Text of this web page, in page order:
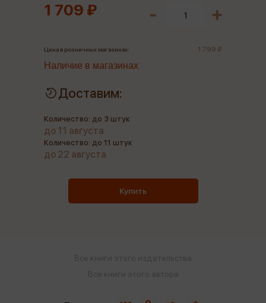
1 709 ₽
Цена в розничных магазинах: 1 799 ₽
Наличие в магазинах
Доставим:
Количество: до 3 штук
до 11 августа
Количество: до 11 штук
до 22 августа
Купить